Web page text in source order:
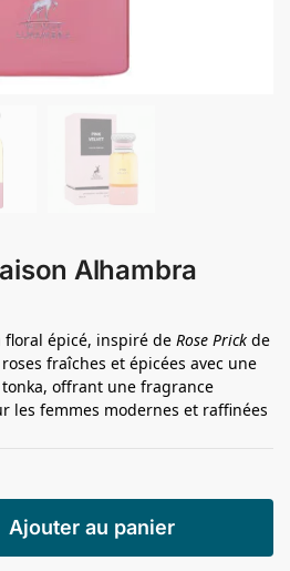
Alhambra
floral épicé, inspiré de Rose Prick de
fraîches et épicées avec une
offrant une fragrance
les femmes modernes et raffinées
Ajouter au panier